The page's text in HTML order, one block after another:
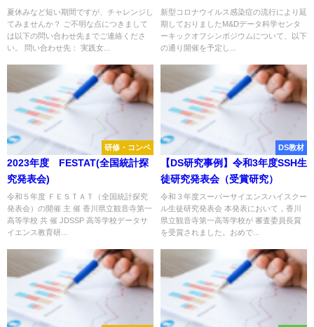
夏休みなど短い期間ですが、チャレンジし
てみませんか？ ご不明な点につきまして
は以下の問い合わせ先までご連絡くださ
い。 問い合わせ先： 実践女...
新型コロナウイルス感染症の流行により延
期しておりましたM&Dデータ科学センタ
ーキックオフシンポジウムについて、以下
の通り開催を予定し...
研修・コンペ
2023年度 FESTAT(全国統計探
究発表会)
令和５年度 ＦＥＳＴＡＴ（全国統計探究
発表会）の開催 主 催 香川県立観音寺第一
高等学校 共 催 JDSSP 高等学校データサ
イエンス教育研...
DS教材
【DS研究事例】令和3年度SSH生
徒研究発表会（受賞研究）
令和３年度スーパーサイエンスハイスクー
ル生徒研究発表会 本発表において，香川
県立観音寺第一高等学校が 審査委員長賞
を受賞されました。おめで...